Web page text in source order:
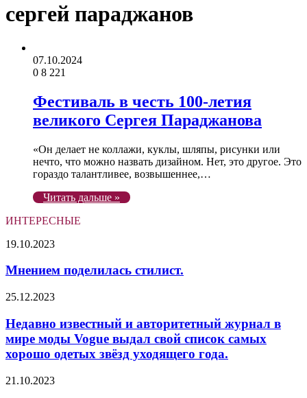
сергей параджанов
07.10.2024
0 8 221
Фестиваль в честь 100-летия
великого Сергея Параджанова
«Он делает не коллажи, куклы, шляпы, рисунки или
нечто, что можно назвать дизайном. Нет, это другое. Это
гораздо талантливее, возвышеннее,…
Читать дальше »
ИНТЕРЕСНЫЕ
Мнением
стилист.
19.10.2023
Мнением поделилась стилист.
Недавно
и
авторитетный
журнал
в
моды
25.12.2023
Недавно известный и авторитетный журнал в
мире моды Vogue выдал свой список самых
хорошо одетых звёзд уходящего года.
Женская
21.10.2023